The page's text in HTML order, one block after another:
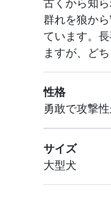
群れを狼か
ています。
ますが、ど
性格
勇敢で攻撃
サイズ
大型犬